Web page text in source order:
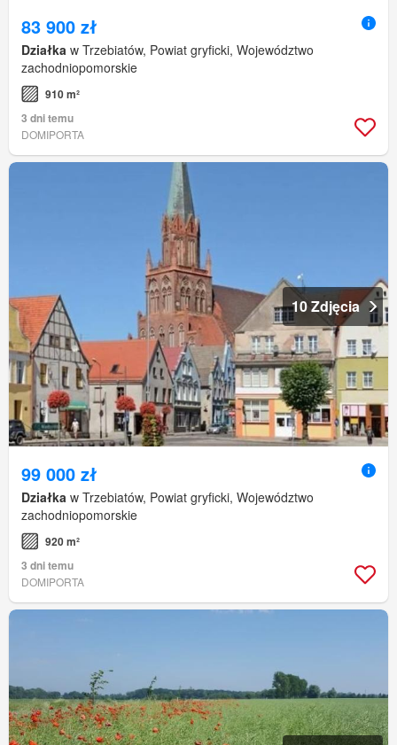
83 900 zł
Działka w Trzebiatów, Powiat gryficki, Województwo
zachodniopomorskie
910 m²
3 dni temu
DOMIPORTA
10 Zdjęcia
99 000 zł
Działka w Trzebiatów, Powiat gryficki, Województwo
zachodniopomorskie
920 m²
3 dni temu
DOMIPORTA